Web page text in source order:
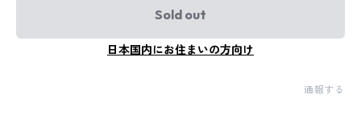
Sold out
日本国内にお住まいの方向け
通報する